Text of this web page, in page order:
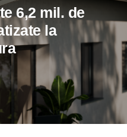
6,2 mil. de
la